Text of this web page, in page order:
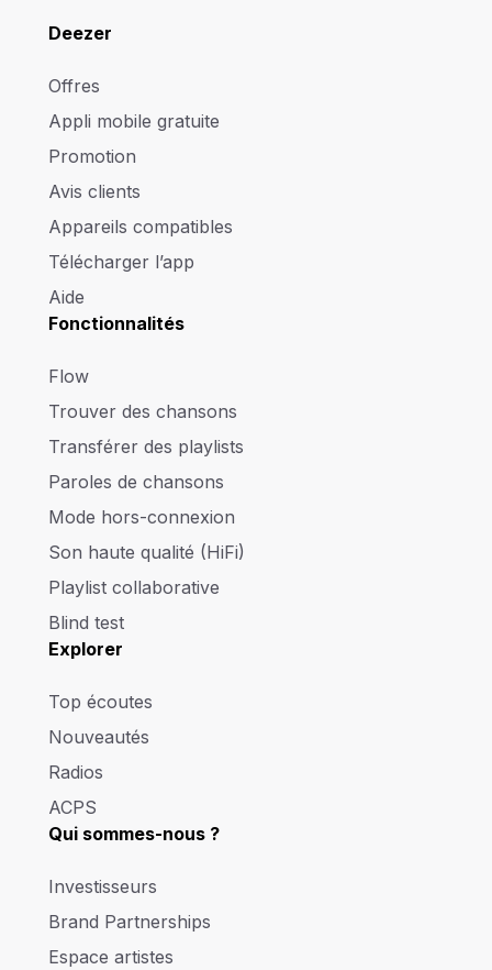
Deezer
Offres
Appli mobile gratuite
Promotion
Avis clients
Appareils compatibles
Télécharger l’app
Aide
Fonctionnalités
Flow
Trouver des chansons
Transférer des playlists
Paroles de chansons
Mode hors-connexion
Son haute qualité (HiFi)
Playlist collaborative
Blind test
Explorer
Top écoutes
Nouveautés
Radios
ACPS
Qui sommes-nous ?
Investisseurs
Brand Partnerships
Espace artistes